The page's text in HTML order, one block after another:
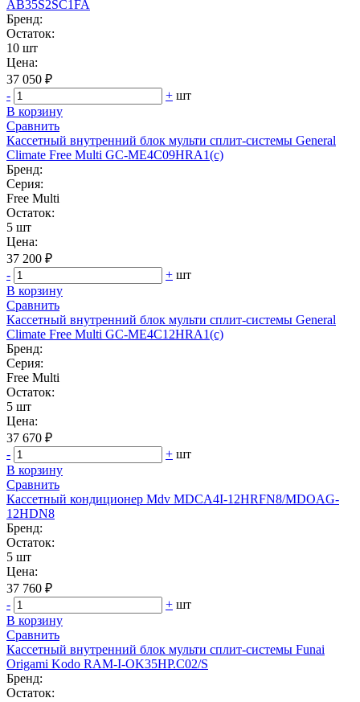
AB35S2SC1FA
Бренд:
Остаток:
10 шт
Цена:
37 050 ₽
-
+ шт
В корзину
Сравнить
Кассетный внутренний блок мульти сплит-системы General
Climate Free Multi GC-ME4С09HRA1(с)
Бренд:
Серия:
Free Multi
Остаток:
5 шт
Цена:
37 200 ₽
-
+ шт
В корзину
Сравнить
Кассетный внутренний блок мульти сплит-системы General
Climate Free Multi GC-ME4С12HRA1(с)
Бренд:
Серия:
Free Multi
Остаток:
5 шт
Цена:
37 670 ₽
-
+ шт
В корзину
Сравнить
Кассетный кондиционер Mdv MDCA4I-12HRFN8/MDOAG-
12HDN8
Бренд:
Остаток:
5 шт
Цена:
37 760 ₽
-
+ шт
В корзину
Сравнить
Кассетный внутренний блок мульти сплит-системы Funai
Origami Kodo RAM-I-OK35HP.C02/S
Бренд:
Остаток: